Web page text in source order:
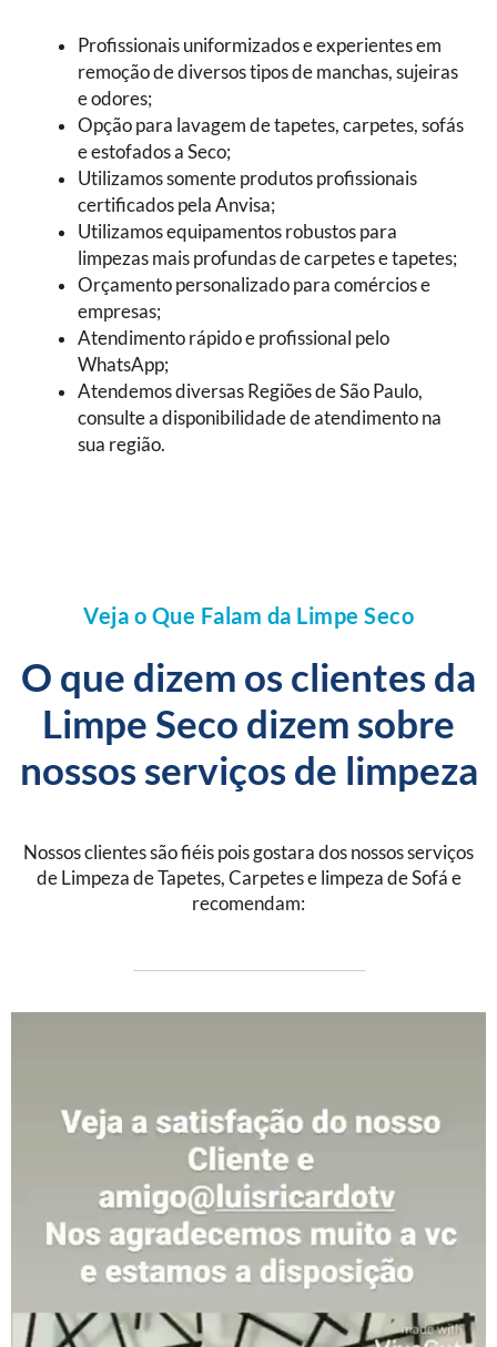
Profissionais uniformizados e experientes em
remoção de diversos tipos de manchas, sujeiras
e odores;
Opção para lavagem de tapetes, carpetes, sofás
e estofados a Seco;
Utilizamos somente produtos profissionais
certificados pela Anvisa;
Utilizamos equipamentos robustos para
limpezas mais profundas de carpetes e tapetes;
Orçamento personalizado para comércios e
empresas;
Atendimento rápido e profissional pelo
WhatsApp;
Atendemos diversas Regiões de São Paulo,
consulte a disponibilidade de atendimento na
sua região.
Veja o Que Falam da Limpe Seco
O que dizem os clientes da
Limpe Seco dizem sobre
nossos serviços de limpeza
Nossos clientes são fiéis pois gostara dos nossos serviços
de Limpeza de Tapetes, Carpetes e limpeza de Sofá e
recomendam: